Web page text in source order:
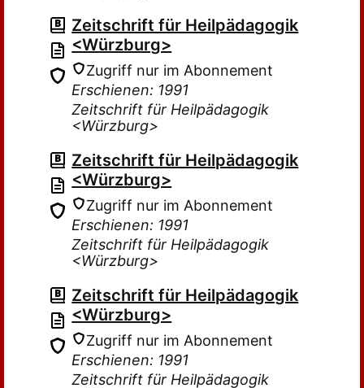
Zeitschrift für Heilpädagogik
<Würzburg>
Zugriff nur im Abonnement
Erschienen: 1991
Zeitschrift für Heilpädagogik
<Würzburg>
Zeitschrift für Heilpädagogik
<Würzburg>
Zugriff nur im Abonnement
Erschienen: 1991
Zeitschrift für Heilpädagogik
<Würzburg>
Zeitschrift für Heilpädagogik
<Würzburg>
Zugriff nur im Abonnement
Erschienen: 1991
Zeitschrift für Heilpädagogik